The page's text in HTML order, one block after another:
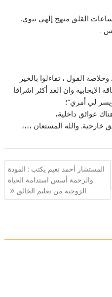
القلق منهج إلهي نبوي.
.
القول ، تفاءلوا بالخير
وان الغد أكثر اشراقا
لي أمري”؛
عوائق داخلية،
والله المستعان ،،،،
المستشار أحمد نعيم يكتب : المودة
والرحمة أسس استدامة الحياة
الزوجية من تعليم الخالق